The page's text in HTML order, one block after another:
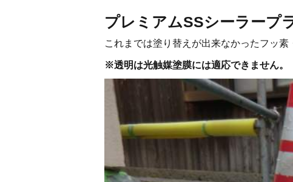
プレミアムSSシーラープ
これまでは塗り替えが出来なかったフッ
※透明は光触媒塗膜には適応できません。